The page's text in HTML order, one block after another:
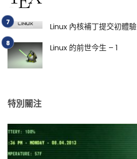
Linux 內核補丁提交初體驗
Linux 的前世今生 – 1
特別關注